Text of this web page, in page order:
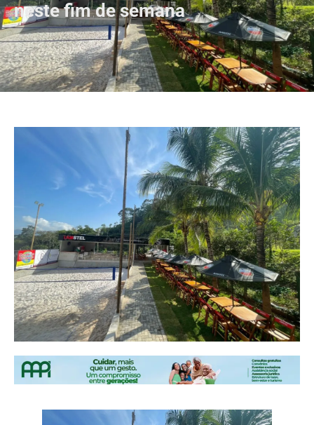
neste fim de semana